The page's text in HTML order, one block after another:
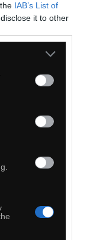
IAB’s List of
it to other